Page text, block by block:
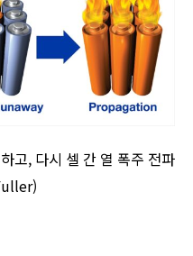
고, 다시 셀 간 열 폭주 전파